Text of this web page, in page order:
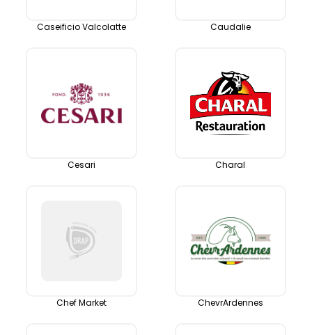
Caseificio Valcolatte Caudalie
Cesari Charal
Chef Market ChevrArdennes